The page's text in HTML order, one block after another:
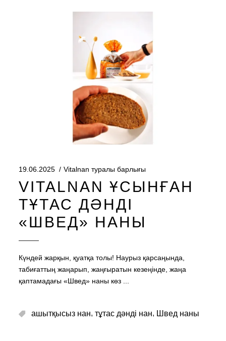
19.06.2025 Vitalnan туралы барлығы
VITALNAN ҰСЫНҒАН
ТҰТАС ДӘНДІ
«ШВЕД» НАНЫ
Күндей жарқын, қуатқа толы! Наурыз қарсаңында,
табиғаттың жаңарып, жаңғыратын кезеңінде, жаңа
қаптамадағы «Швед» наны көз
ашытқысыз нан, тұтас дәнді нан, Швед наны